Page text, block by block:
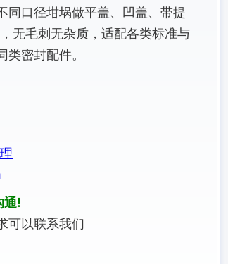
同口径坩埚做平盖、凹盖、带提
无毛刺无杂质，适配各类标准与
密封配件。
通!
可以联系我们